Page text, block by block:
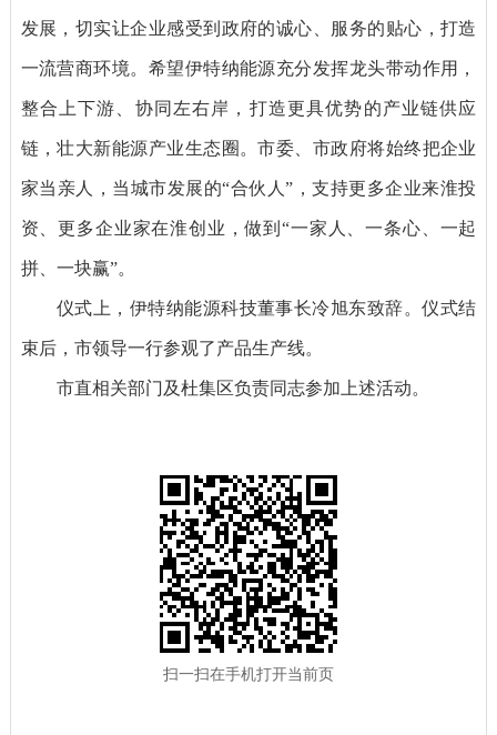
发展，切实让企业感受到政府的诚心、服务的贴心，打造
一流营商环境。希望伊特纳能源充分发挥龙头带动作用，
整合上下游、协同左右岸，打造更具优势的产业链供应
链，壮大新能源产业生态圈。市委、市政府将始终把企业
家当亲人，当城市发展的“合伙人”，支持更多企业来淮投
资、更多企业家在淮创业，做到“一家人、一条心、一起
拼、一块赢”。
仪式上，伊特纳能源科技董事长冷旭东致辞。仪式结
束后，市领导一行参观了产品生产线。
市直相关部门及杜集区负责同志参加上述活动。
扫一扫在手机打开当前页